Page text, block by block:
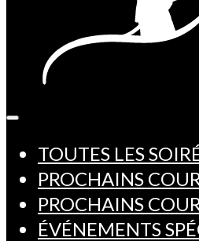
TOUTES LES
PROCHAINS
PROCHAINS
ÉVÉNEMENTS